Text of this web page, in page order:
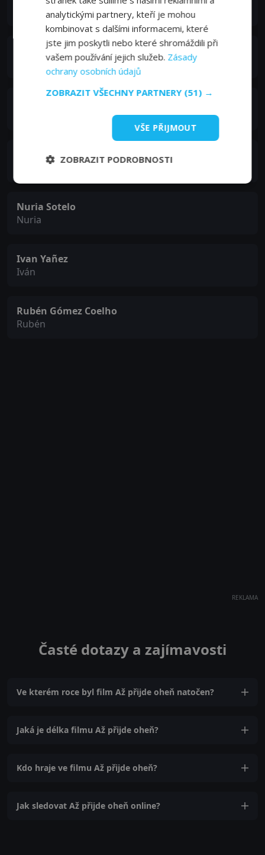
Manuel
José Luis Santalices
José Luis
Antonio Fernández
Antonio
Nuria Sotelo
Nuria
Ivan Yañez
Iván
Rubén Gómez Coelho
Rubén
REKLAMA
Časté dotazy a zajímavosti
Ve kterém roce byl film Až přijde oheň natočen?
Jaká je délka filmu Až přijde oheň?
Kdo hraje ve filmu Až přijde oheň?
Jak sledovat Až přijde oheň online?
analytickými partnery, kteří je mohou
kombinovat s dalšími informacemi, které
jste jim poskytli nebo které shromáždili při
vašem používání jejich služeb. Zásady
ochrany osobních údajů
ZOBRAZIT VŠECHNY PARTNERY (51) →
VŠE PŘIJMOUT
ZOBRAZIT PODROBNOSTI